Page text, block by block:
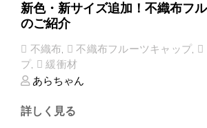
新色・新サイズ追加！不織布フ
のご紹介
不織布, 不織布フルーツキャップ,
プ,
緩衝材
あらちゃん
詳しく見る